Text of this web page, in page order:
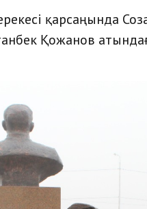
қарсаңында
Қожанов